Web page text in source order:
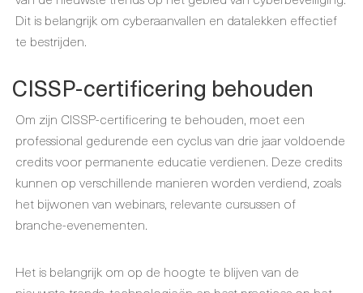
Dit is belangrijk om cyberaanvallen en datalekken effectief
te bestrijden.
CISSP-certificering behouden
Om zijn CISSP-certificering te behouden, moet een
professional gedurende een cyclus van drie jaar voldoende
credits voor permanente educatie verdienen. Deze credits
kunnen op verschillende manieren worden verdiend, zoals
het bijwonen van webinars, relevante cursussen of
branche-evenementen.
Het is belangrijk om op de hoogte te blijven van de